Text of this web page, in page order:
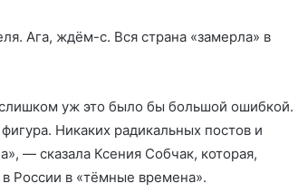
Ага, ждём-с. Вся страна «замерла» в
уж это было бы большой ошибкой.
Никаких радикальных постов и
— сказала Ксения Собчак, которая,
России в «тёмные времена».